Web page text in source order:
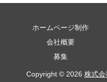
ホームページ制作
会社概要
募集
Copyright © 2026 株式会